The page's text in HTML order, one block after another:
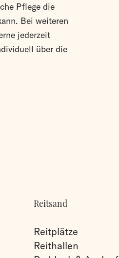
Pflege die
Bei weiteren
jederzeit
über die
Reitsand
Reitplätze
Reithallen